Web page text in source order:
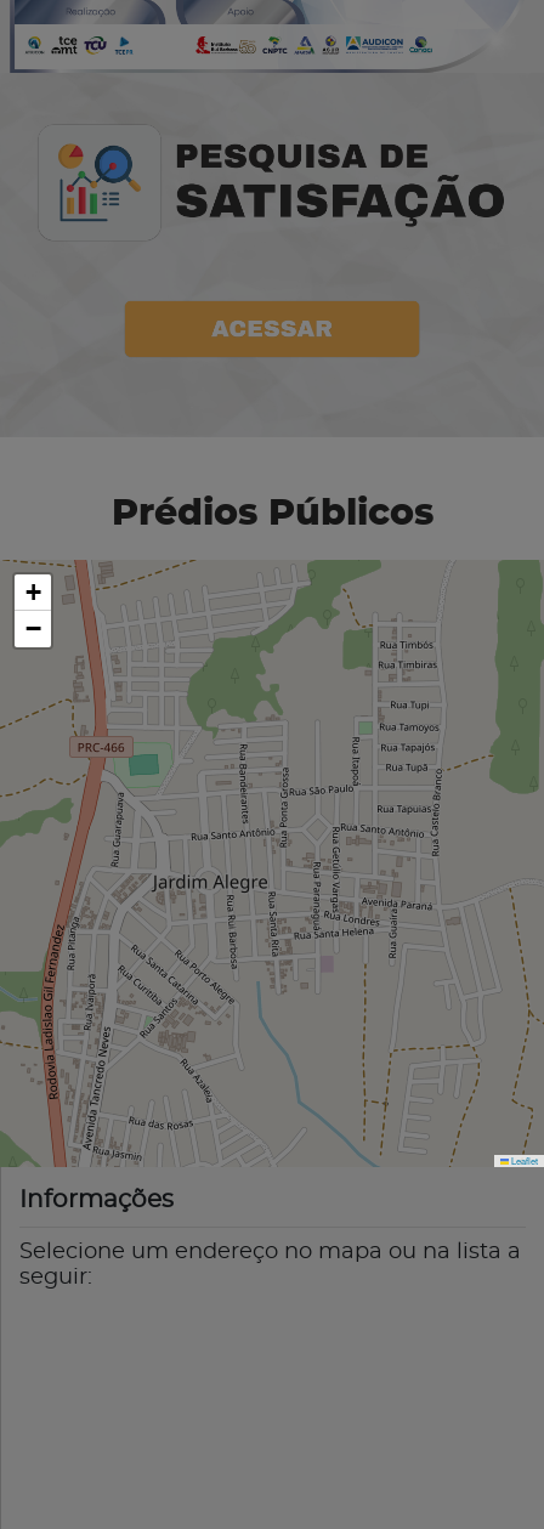
Prédios Públicos
+
−
Leaflet
Informações
Selecione um endereço no mapa ou na lista a
seguir: